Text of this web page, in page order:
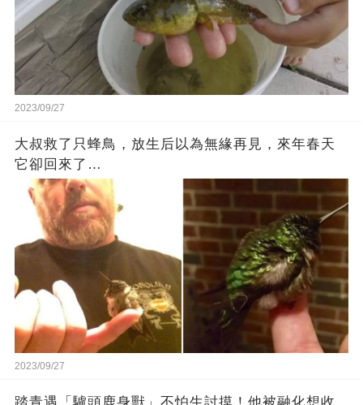
2023/09/27
大叔救了只蜂鳥，放生后以為無緣再見，來年春天
它卻回來了…
2023/09/27